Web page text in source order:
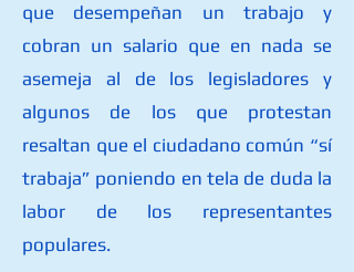
que desempeñan un trabajo y
cobran un salario que en nada se
asemeja al de los legisladores y
algunos de los que protestan
resaltan que el ciudadano común “sí
trabaja” poniendo en tela de duda la
labor de los representantes
populares.